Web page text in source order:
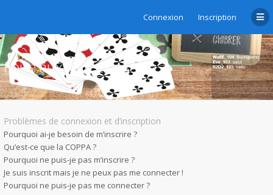
Connexion Inscription
Foire aux questions
Problèmes de connexion et d’inscription
Pourquoi ai-je besoin de m’inscrire ?
Qu’est-ce que la COPPA ?
Pourquoi ne puis-je pas m’inscrire ?
Je suis inscrit mais je ne peux pas me connecter !
Pourquoi ne puis-je pas me connecter ?